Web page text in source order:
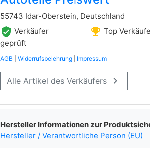
ROULUNDS BRAKING
TRUSTING
TRW premium Marke
VALEO premium Marke
55743 Idar-Oberstein, Deutschland
verified_user Verkäufer
geprüft
emoji_events Top
AGB Widerrufsbelehrung Impressum
Alle Artikel des Verkäufers keyboard_arrow_right
Hersteller Informationen zur
Hersteller / Verantwortliche Person (EU)